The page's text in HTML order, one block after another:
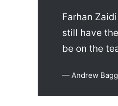
Farhan
still have
be on the
— Andrew